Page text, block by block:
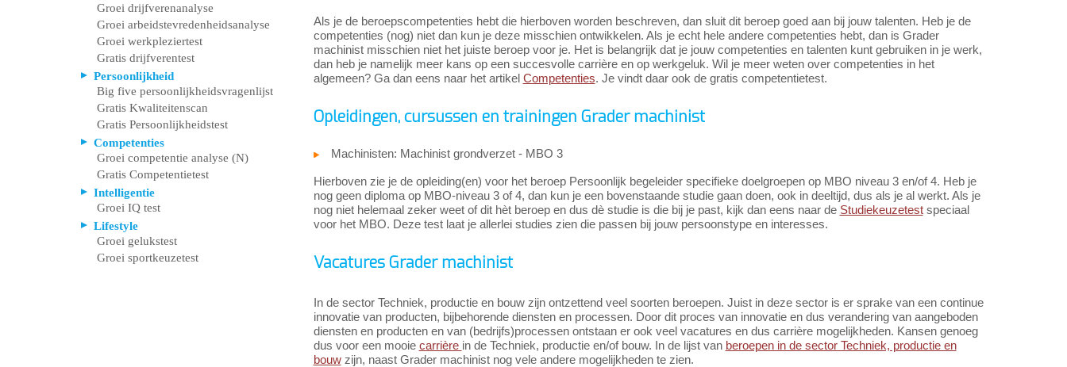
Groei drijfverenanalyse
Groei arbeidstevredenheidsanalyse
Groei werkpleziertest
Gratis drijfverentest
Persoonlijkheid
Big five persoonlijkheidsvragenlijst
Gratis Kwaliteitenscan
Gratis Persoonlijkheidstest
Competenties
Groei competentie analyse (N)
Gratis Competentietest
Intelligentie
Groei IQ test
Lifestyle
Groei gelukstest
Groei sportkeuzetest
Als je de beroepscompetenties hebt die hierboven worden beschreven, dan sluit dit beroep goed aan bij jouw talenten. Heb je de
competenties (nog) niet dan kun je deze misschien ontwikkelen. Als je echt hele andere competenties hebt, dan is Grader
machinist misschien niet het juiste beroep voor je. Het is belangrijk dat je jouw competenties en talenten kunt gebruiken in je werk,
dan heb je namelijk meer kans op een succesvolle carrière en op werkgeluk. Wil je meer weten over competenties in het
algemeen? Ga dan eens naar het artikel Competenties. Je vindt daar ook de gratis competentietest.
Opleidingen, cursussen en trainingen Grader machinist
Machinisten: Machinist grondverzet - MBO 3
Hierboven zie je de opleiding(en) voor het beroep Persoonlijk begeleider specifieke doelgroepen op MBO niveau 3 en/of 4. Heb je
nog geen diploma op MBO-niveau 3 of 4, dan kun je een bovenstaande studie gaan doen, ook in deeltijd, dus als je al werkt. Als je
nog niet helemaal zeker weet of dit hèt beroep en dus dè studie is die bij je past, kijk dan eens naar de Studiekeuzetestspeciaal
voor het MBO. Deze test laat je allerlei studies zien die passen bij jouw persoonstype en interesses.
Vacatures Grader machinist
In de sector Techniek, productie en bouw zijn ontzettend veel soorten beroepen. Juist in deze sector is er sprake van een continue
innovatie van producten, bijbehorende diensten en processen. Door dit proces van innovatie en dus verandering van aangeboden
diensten en producten en van (bedrijfs)processen ontstaan er ook veel vacatures en dus carrière mogelijkheden. Kansen genoeg
dus voor een mooie carrière in de Techniek, productie en/of bouw. In de lijst van beroepen in de sector Techniek, productie en
bouwzijn, naast Grader machinist nog vele andere mogelijkheden te zien.